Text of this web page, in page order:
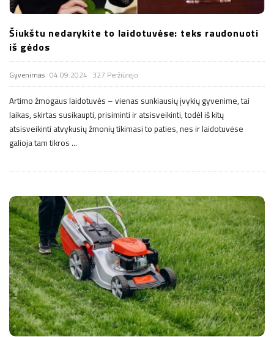
Šiukštu nedarykite to laidotuvėse: teks raudonuoti
iš gėdos
Gyvenimas 04.09.2024 327 Peržiūrėjo
Artimo žmogaus laidotuvės – vienas sunkiausių įvykių gyvenime, tai
laikas, skirtas susikaupti, prisiminti ir atsisveikinti, todėl iš kitų
atsisveikinti atvykusių žmonių tikimasi to paties, nes ir laidotuvėse
galioja tam tikros …